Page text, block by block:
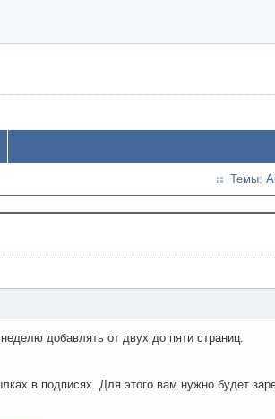
Темы:
добавлять от двух до пяти страниц.
в подписях. Для этого вам нужно будет